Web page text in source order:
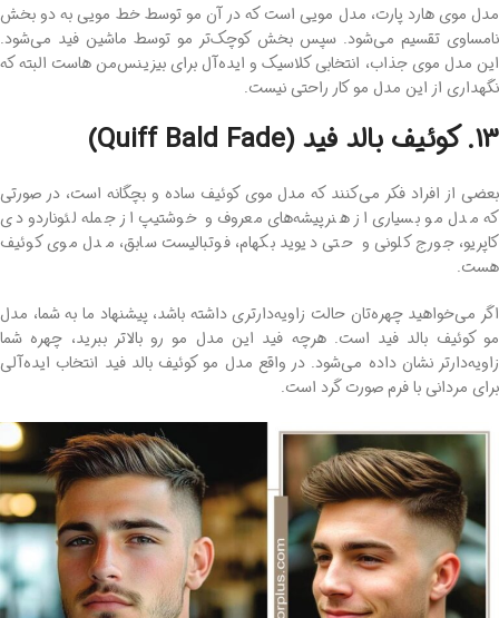
مدل موی هارد پارت، مدل مویی است که در آن مو توسط خط مویی به دو بخش
نامساوی تقسیم می‌شود. سپس بخش کوچک‌تر مو توسط ماشین فید می‌شود.
این مدل موی جذاب، انتخابی کلاسیک و ایده‌آل برای بیزینس‌من هاست البته که
نگهداری از این مدل مو کار راحتی نیست.
13. کوئیف بالد فید (Quiff Bald Fade)
بعضی از افراد فکر می‌کنند که مدل موی کوئیف ساده و بچگانه است، در صورتی‌
که مدل مو بسیاری از هنرپیشه‌های معروف و خوشتیپ از جمله لئوناردو دی
کاپریو، جورج کلونی و حتی دیوید بکهام، فوتبالیست سابق، مدل موی کوئیف
هست.
اگر می‌خواهید چهره‌تان حالت زاویه‌دارتری داشته باشد، پیشنهاد ما به شما، مدل
مو کوئیف بالد فید است. هرچه فید این مدل مو رو بالاتر ببرید، چهره شما
زاویه‌دارتر نشان داده می‌شود. در واقع مدل مو کوئیف بالد فید انتخاب ایده‌آلی
برای مردانی با فرم صورت گرد است.